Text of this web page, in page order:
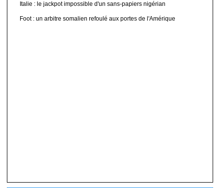
Italie : le jackpot impossible d'un sans-papiers nigérian
Foot : un arbitre somalien refoulé aux portes de l'Amérique